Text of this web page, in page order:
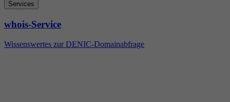
Services
whois-Service
Wissenswertes zur DENIC-Domainabfrage